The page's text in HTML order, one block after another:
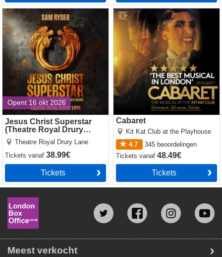
Opent 16 okt 2026
Jesus Christ Superstar
(Theatre Royal Drury
Lane)
Theatre Royal Drury Lane
Ticketsvanaf38.99€
Tickets
Jesus Christ Superstar
(Theatre Royal Drury Lane)
Cabaret
Kit Kat Club at the Playhouse
4.7
345 beoordelingen
Ticketsvanaf48.49€
Tickets
Cabaret
Meest verkocht